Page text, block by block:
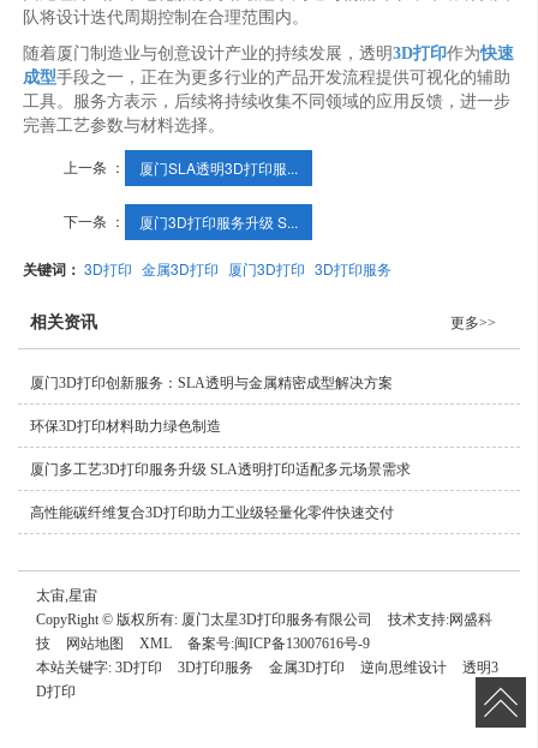
队将设计迭代周期控制在合理范围内。
随着厦门制造业与创意设计产业的持续发展，透明3D打印作为快速
成型手段之一，正在为更多行业的产品开发流程提供可视化的辅助
工具。服务方表示，后续将持续收集不同领域的应用反馈，进一步
完善工艺参数与材料选择。
上一条 ： 厦门SLA透明3D打印服...
下一条 ： 厦门3D打印服务升级 S...
关键词：3D打印 金属3D打印 厦门3D打印 3D打印服务
相关资讯 更多>>
厦门3D打印创新服务：SLA透明与金属精密成型解决方案
环保3D打印材料助力绿色制造
厦门多工艺3D打印服务升级 SLA透明打印适配多元场景需求
高性能碳纤维复合3D打印助力工业级轻量化零件快速交付
太宙,星宙
CopyRight © 版权所有: 厦门太星3D打印服务有限公司 技术支持:网盛科
技
网站地图 XML 备案号:闽ICP备13007616号-9
本站关键字: 3D打印 3D打印服务 金属3D打印 逆向思维设计
透明3
D打印